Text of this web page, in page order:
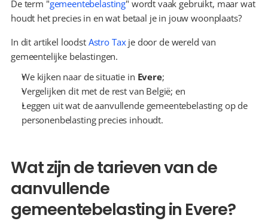
De term "gemeentebelasting" wordt vaak gebruikt, maar wat
houdt het precies in en wat betaal je in jouw woonplaats?
In dit artikel loodst Astro Tax je door de wereld van
gemeentelijke belastingen.
We kijken naar de situatie in Evere;
Vergelijken dit met de rest van België; en
Leggen uit wat de aanvullende gemeentebelasting op de
personenbelasting precies inhoudt.
Wat zijn de tarieven van de
aanvullende
gemeentebelasting in Evere?